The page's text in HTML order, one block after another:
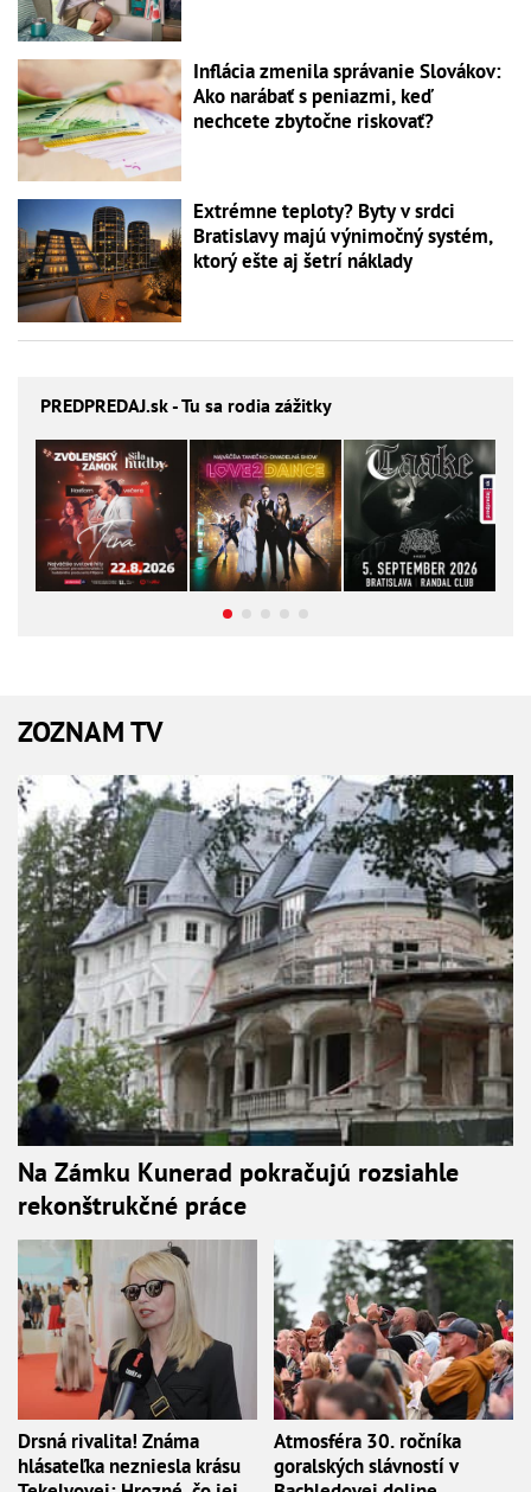
Inflácia zmenila správanie Slovákov:
Ako narábať s peniazmi, keď
nechcete zbytočne riskovať?
Extrémne teploty? Byty v srdci
Bratislavy majú výnimočný systém,
ktorý ešte aj šetrí náklady
PREDPREDAJ.sk - Tu sa rodia zážitky
ZOZNAM TV
Na Zámku Kunerad pokračujú rozsiahle
rekonštrukčné práce
Drsná rivalita! Známa
hlásateľka nezniesla krásu
Atmosféra 30. ročníka
goralských slávností v